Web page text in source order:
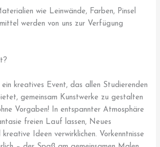
wie Leinwände, Farben, Pinsel
werden von uns zur Verfügung
kreatives Event, das allen Studierenden
gemeinsam Kunstwerke zu gestalten
Vorgaben! In entspannter Atmosphäre
freien Lauf lassen, Neues
Ideen verwirklichen. Vorkenntnisse